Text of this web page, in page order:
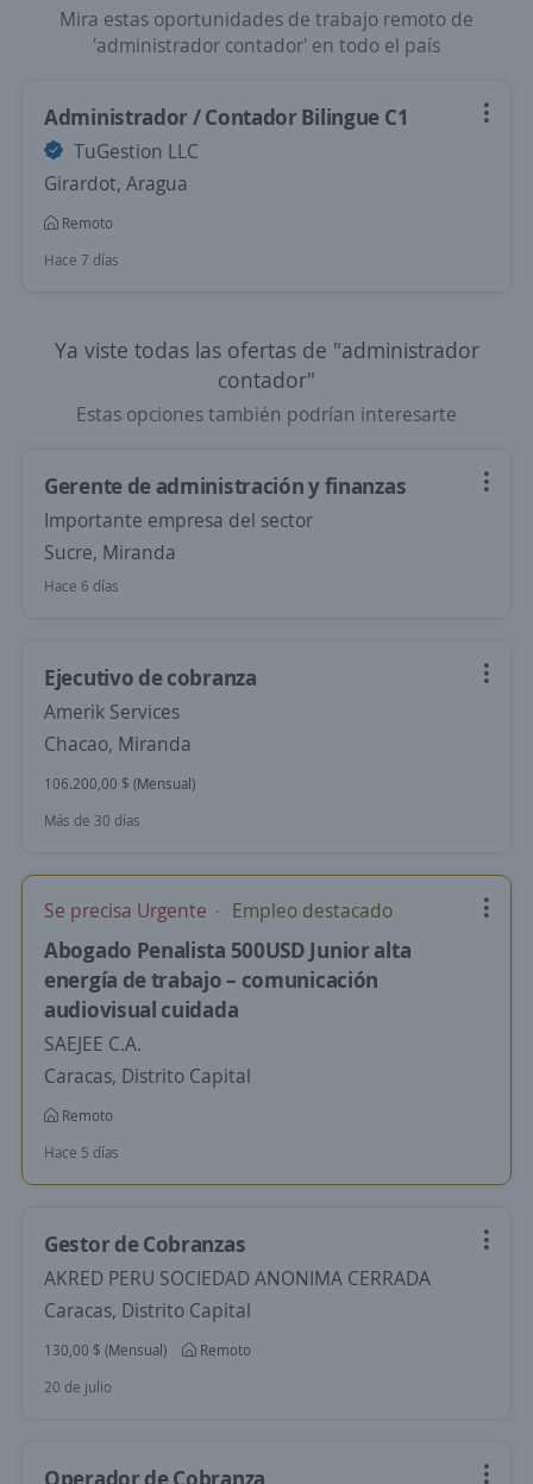
Mira estas oportunidades de trabajo remoto de
'administrador contador' en todo el país
Administrador / Contador Bilingue C1
TuGestion LLC
Girardot, Aragua
Remoto
Hace 7 días
Ya viste todas las ofertas de "administrador
contador"
Estas opciones también podrían interesarte
Gerente de administración y finanzas
Importante empresa del sector
Sucre, Miranda
Hace 6 días
Ejecutivo de cobranza
Amerik Services
Chacao, Miranda
106.200,00 $ (Mensual)
Más de 30 días
Se precisa Urgente Empleo destacado
Abogado Penalista 500USD Junior alta
energía de trabajo – comunicación
audiovisual cuidada
SAEJEE C.A.
Caracas, Distrito Capital
Remoto
Hace 5 días
Gestor de Cobranzas
AKRED PERU SOCIEDAD ANONIMA CERRADA
Caracas, Distrito Capital
130,00 $ (Mensual)
Remoto
20 de julio
Operador de Cobranza